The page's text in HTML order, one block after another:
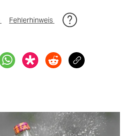
Fehlerhinweis